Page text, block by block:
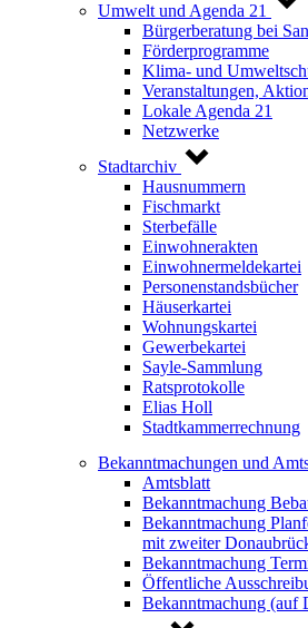
Umwelt und Agenda 21
Bürgerberatung bei
Förderprogramme
Klima- und
Veranstaltungen,
Lokale Agenda 21
Netzwerke
Stadtarchiv
Hausnummern
Fischmarkt
Sterbefälle
Einwohnerakten
Einwohnermeldekartei
Personenstandsbücher
Häuserkartei
Wohnungskartei
Gewerbekartei
Sayle-Sammlung
Ratsprotokolle
Elias Holl
Stadtkammerrechnung
Bekanntmachungen und
Amtsblatt
Bekanntmachung
Bekanntmachung
mit zweiter
Bekanntmachung
Öffentliche
Bekanntmachung (auf